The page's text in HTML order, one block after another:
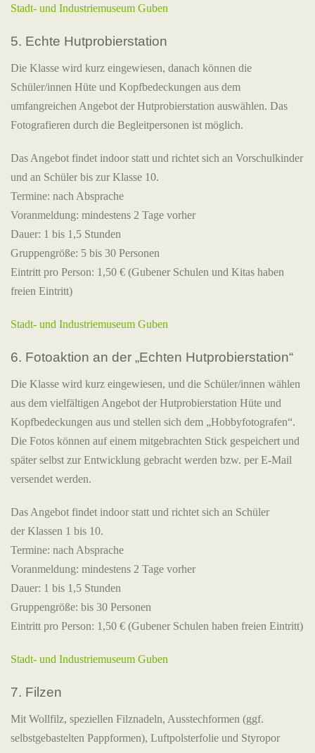
Stadt- und Industriemuseum Guben
5. Echte Hutprobierstation
Die Klasse wird kurz eingewiesen, danach können die
Schüler/innen Hüte und Kopfbedeckungen aus dem
umfangreichen Angebot der Hutprobierstation auswählen. Das
Fotografieren durch die Begleitpersonen ist möglich.
Das Angebot findet indoor statt und richtet sich an Vorschulkinder
und an Schüler bis zur Klasse 10.
Termine: nach Absprache
Voranmeldung: mindestens 2 Tage vorher
Dauer: 1 bis 1,5 Stunden
Gruppengröße: 5 bis 30 Personen
Eintritt pro Person: 1,50 € (Gubener Schulen und Kitas haben
freien Eintritt)
Stadt- und Industriemuseum Guben
6. Fotoaktion an der „Echten Hutprobierstation“
Die Klasse wird kurz eingewiesen, und die Schüler/innen wählen
aus dem vielfältigen Angebot der Hutprobierstation Hüte und
Kopfbedeckungen aus und stellen sich dem „Hobbyfotografen“.
Die Fotos können auf einem mitgebrachten Stick gespeichert und
später selbst zur Entwicklung gebracht werden bzw. per E-Mail
versendet werden.
Das Angebot findet indoor statt und richtet sich an Schüler
der Klassen 1 bis 10.
Termine: nach Absprache
Voranmeldung: mindestens 2 Tage vorher
Dauer: 1 bis 1,5 Stunden
Gruppengröße: bis 30 Personen
Eintritt pro Person: 1,50 € (Gubener Schulen haben freien Eintritt)
Stadt- und Industriemuseum Guben
7. Filzen
Mit Wollfilz, speziellen Filznadeln, Ausstechformen (ggf.
selbstgebastelten Pappformen), Luftpolsterfolie und Styropor